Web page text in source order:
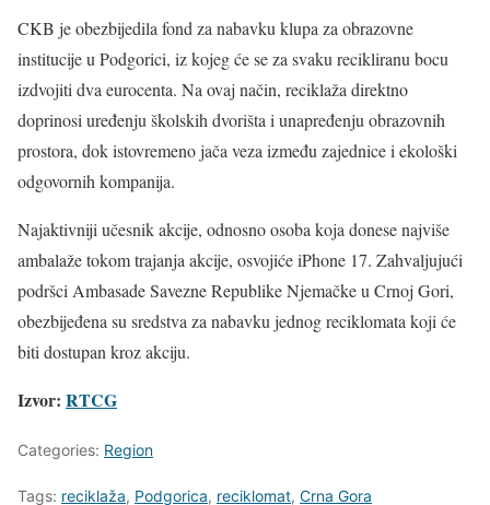
CKB je obezbijedila fond za nabavku klupa za obrazovne
institucije u Podgorici, iz kojeg će se za svaku recikliranu bocu
izdvojiti dva eurocenta. Na ovaj način, reciklaža direktno
doprinosi uređenju školskih dvorišta i unapređenju obrazovnih
prostora, dok istovremeno jača veza između zajednice i ekološki
odgovornih kompanija.
Najaktivniji učesnik akcije, odnosno osoba koja donese najviše
ambalaže tokom trajanja akcije, osvojiće iPhone 17. Zahvaljujući
podršci Ambasade Savezne Republike Njemačke u Crnoj Gori,
obezbijeđena su sredstva za nabavku jednog reciklomata koji će
biti dostupan kroz akciju.
Izvor: RTCG
Categories: Region
Tags: reciklaža, Podgorica, reciklomat, Crna Gora